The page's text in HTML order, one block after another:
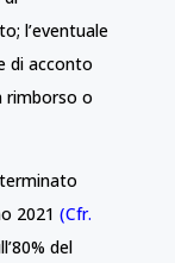
l’eventuale
di acconto
rimborso o
2021 (Cfr.
del